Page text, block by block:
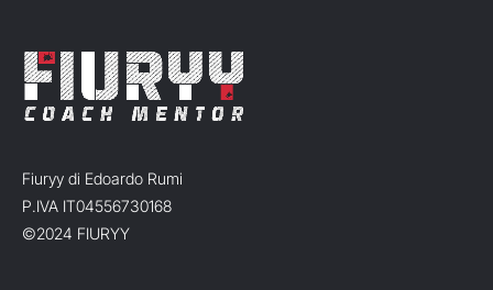
Fiuryy di Edoardo Rumi
P.IVA IT04556730168
©2024 FIURYY